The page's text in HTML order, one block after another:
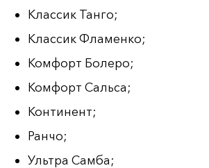
Классик Танго;
Классик Фламенко;
Комфорт Болеро;
Комфорт Сальса;
Континент;
Ранчо;
Ультра Самба;